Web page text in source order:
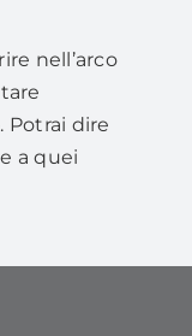
nell’arco
Potrai dire
a quei